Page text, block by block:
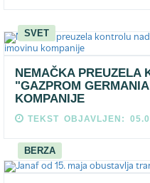
SVET
NEMAČKA PREUZELA
"GAZPROM
KOMPANIJE
TEKST OBJAVLJEN:
BERZA